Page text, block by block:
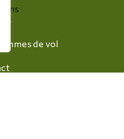
de vol